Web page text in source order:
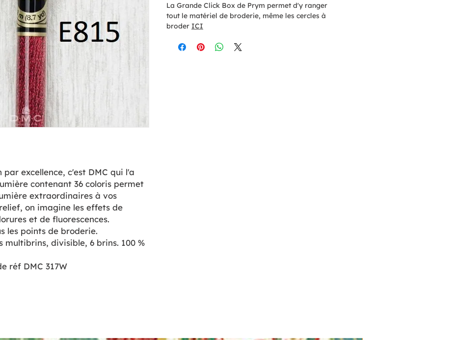
excellence, c'est DMC qui l'a
contenant 36 coloris permet
extraordinaires à vos
on imagine les effets de
et de fluorescences.
les points de broderie.
multibrins, divisible, 6 brins. 100 %
réf DMC 317W
La Grande Click Box de Prym permet d'y ranger
tout le matériel de broderie, même les cercles à
broder ICI